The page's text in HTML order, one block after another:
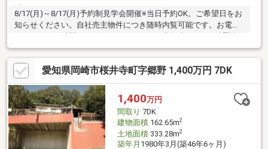
8/17(月)～8/17(月)予約制見学会開催※当日予約OK。ご希望日をお
知らせください。自社売主物件につき随時内覧可能です。お電話
強工事予定耐震適合証明書を取得すれば（要別途費用）、条件に
より住宅ローン減税や不動産取得税減税の対象になります。【リ
フォーム内容】●外装玄関交換、雨漏り点検、駐車場拡張、屋根
塗装、外壁塗装、庭木伐採など●内装システムキッチン交換、ユ
ニットバス交換、トイレ交換、洗面化粧台交換、間取変更、玄関
扉交換、室内ドア交換、床材上張り、シューズボックス交換、ク
ロス張替え
愛知県岡崎市桜井寺町字郷野 1,400万円 7DK
1,400万円
間取り 7DK
建物面積162.65m2
土地面積333.28m2
築年月 1980年3月(築46年6ヶ月)